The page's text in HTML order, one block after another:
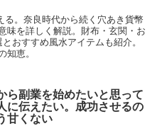
る。奈良時代から続く穴あき貨幣
味を詳しく解説。財布・玄関・お
おすすめ風水アイテムも紹介。
知恵。
ら副業を始めたいと思って
に伝えたい。成功させるの
甘くない